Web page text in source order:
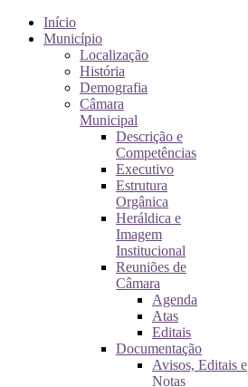
Início
Município
Localização
História
Demografia
Câmara
Municipal
Descrição e
Competências
Executivo
Estrutura
Orgânica
Heráldica e
Imagem
Institucional
Reuniões de
Câmara
Agenda
Atas
Editais
Documentação
Avisos, Editais e
Notas